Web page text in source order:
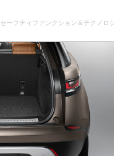
セーフティ ファンクション＆テクノロ